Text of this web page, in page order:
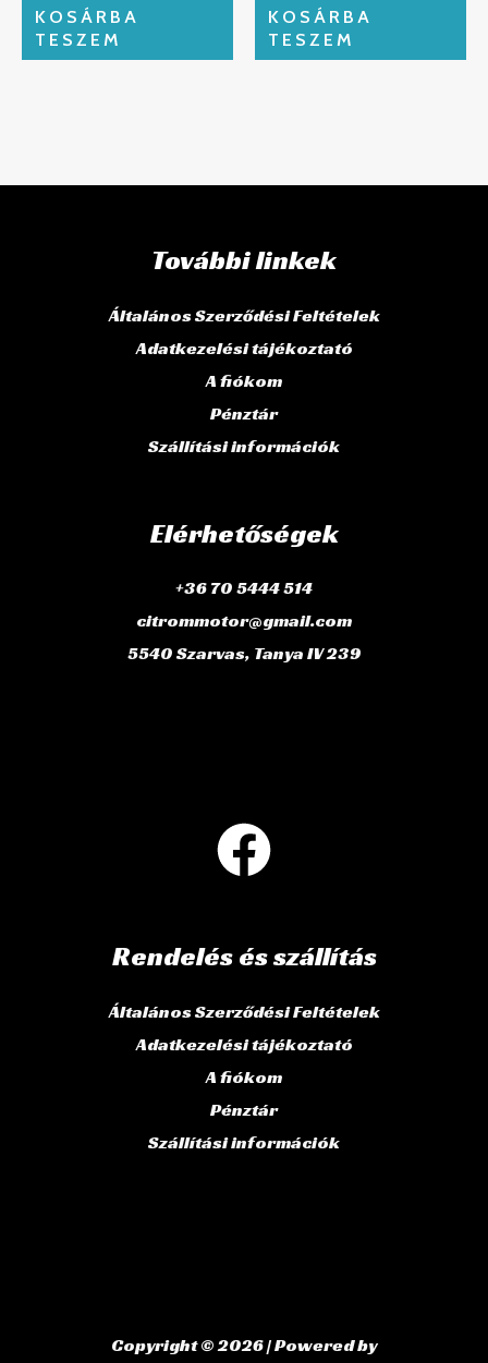
KOSÁRBA
TESZEM
KOSÁRBA
TESZEM
További linkek
Általános Szerződési Feltételek
Adatkezelési tájékoztató
A fiókom
Pénztár
Szállítási információk
Elérhetőségek
+36 70 5444 514
citrommotor@gmail.com
5540 Szarvas, Tanya IV 239
Rendelés és szállítás
Általános Szerződési Feltételek
Adatkezelési tájékoztató
A fiókom
Pénztár
Szállítási információk
Copyright © 2026 | Powered by